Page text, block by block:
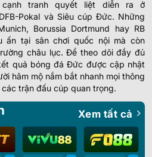
tranh quyết liệt diễn ra ở
Pokal và Siêu cúp Đức. Những
Borussia Dortmund hay RB
ấn tại sân chơi quốc nội mà còn
châu lục. Để theo dõi đầy đủ
quả bóng đá Đức được cập nhật
hâm mộ nắm bắt nhanh mọi thông
trận đấu cúp quan trọng.
Xem tất cả